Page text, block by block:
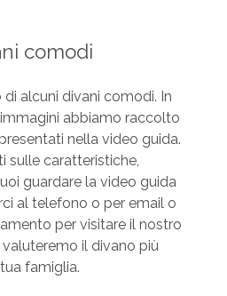
comodi
alcuni divani comodi. In
abbiamo raccolto
nella video guida.
sulle caratteristiche,
guardare la video guida
al telefono o per email o
per visitare il nostro
il divano più
famiglia.